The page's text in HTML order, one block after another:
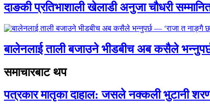
दाङकी प्रतिभाशाली खेलाडी अनुजा चौधरी
बालेनलाई ताली बजाउने भीडबीच अब कसैले
समाचारबाट थप
पत्रकार मातृका दाहाल: जसले नक्कली भुटानी